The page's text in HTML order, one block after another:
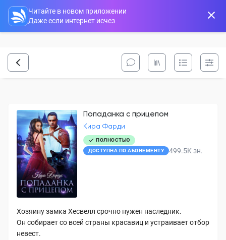
Читайте в новом приложении
Даже если интернет исчез
Попаданка с прицепом
Кира Фарди
ПОЛНОСТЬЮ
ДОСТУПНА ПО АБОНЕМЕНТУ
499.5K зн.
Хозяину замка Хесвелл срочно нужен наследник.
Он собирает со всей страны красавиц и устраивает отбор
невест.